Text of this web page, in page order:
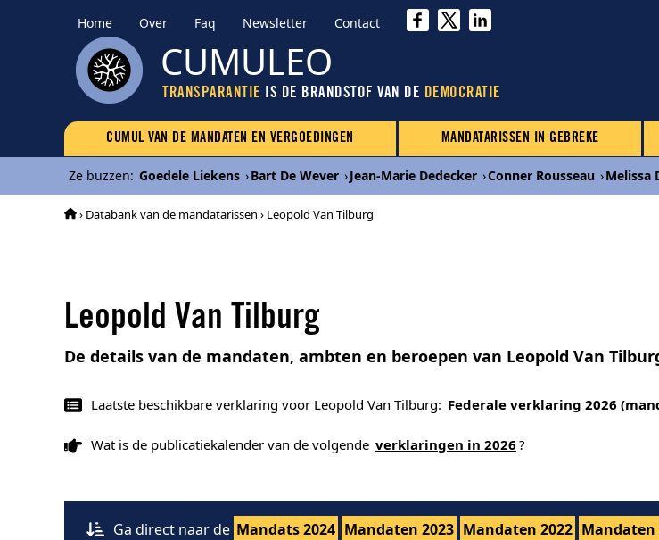
Home Over Faq Newsletter Contact
CUMULEO
TRANSPARANTIE IS DE BRANDSTOF VAN DE DEMOCRATIE
CUMUL VAN DE MANDATEN EN VERGOEDINGEN MANDATARISSEN IN GEBREKE
Ze buzzen: Goedele Liekens ›Bart De Wever ›Jean-Marie Dedecker ›Conner Rousseau ›Melissa
› Databank van de mandatarissen › Leopold Van Tilburg
Leopold Van Tilburg
De details van de mandaten, ambten en beroepen van Leopold Van Tilburg
Laatste beschikbare verklaring voor Leopold Van Tilburg: Federale verklaring 2026
Wat is de publicatiekalender van de volgende verklaringen in 2026 ?
Ga direct naar de Mandats 2024 Mandaten 2023 Mandaten 2022 Mandaten